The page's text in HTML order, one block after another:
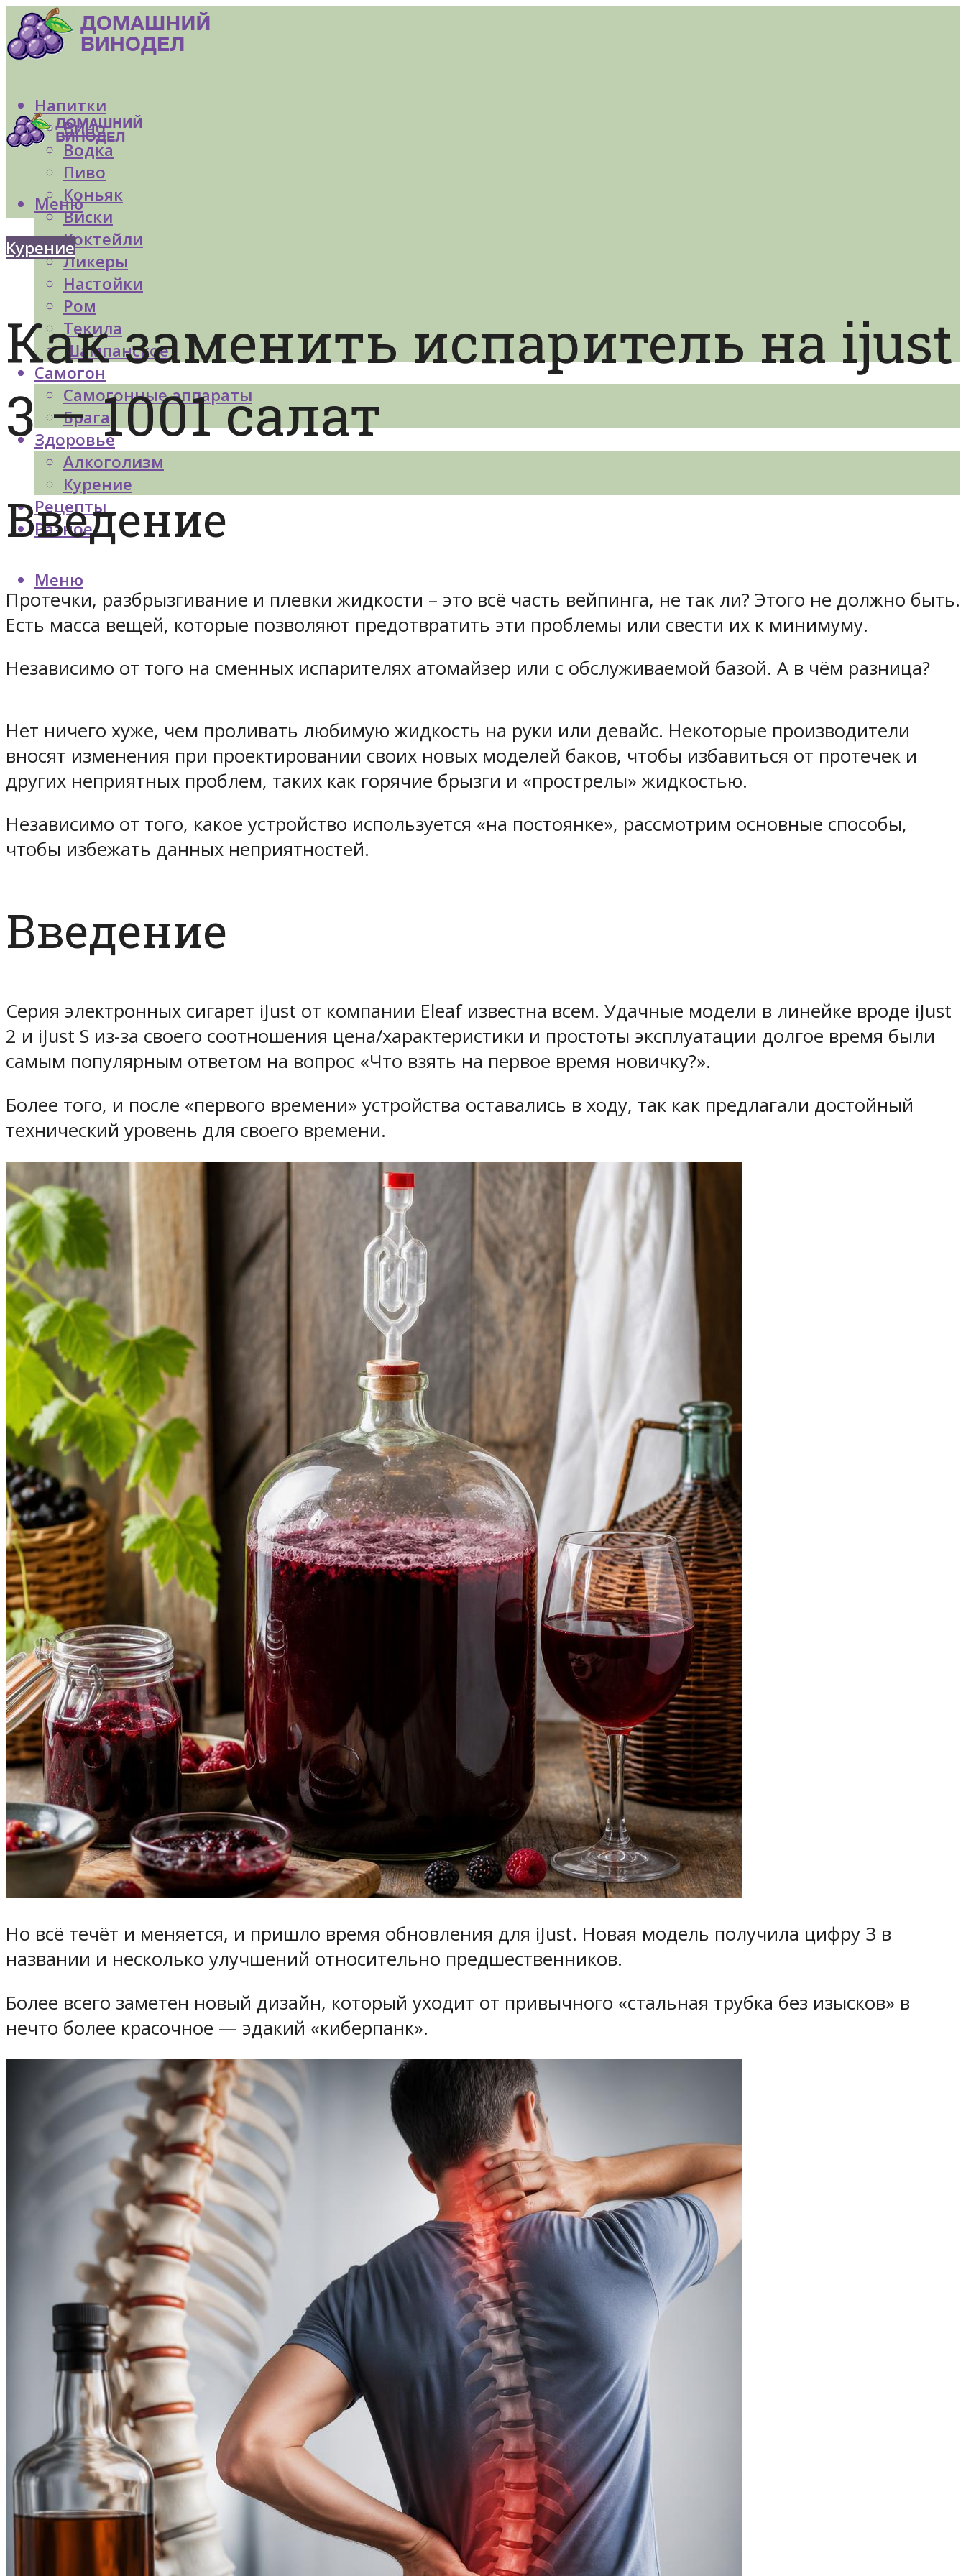
Напитки
Вино
Водка
Пиво
Коньяк
Виски
Коктейли
Ликеры
Настойки
Ром
Текила
Шампанское
Самогон
Самогонные аппараты
Брага
Здоровье
Алкоголизм
Курение
Рецепты
Разное
Меню
Меню
Курение
Как заменить испаритель на ijust
3 – 1001 салат
Введение
Протечки, разбрызгивание и плевки жидкости – это всё часть вейпинга, не так ли? Этого не должно быть.
Есть масса вещей, которые позволяют предотвратить эти проблемы или свести их к минимуму.
Независимо от того на сменных испарителях атомайзер или с обслуживаемой базой. А в чём разница?
Нет ничего хуже, чем проливать любимую жидкость на руки или девайс. Некоторые производители
вносят изменения при проектировании своих новых моделей баков, чтобы избавиться от протечек и
других неприятных проблем, таких как горячие брызги и «прострелы» жидкостью.
Независимо от того, какое устройство используется «на постоянке», рассмотрим основные способы,
чтобы избежать данных неприятностей.
Введение
Серия электронных сигарет iJust от компании Eleaf известна всем. Удачные модели в линейке вроде iJust
2 и iJust S из-за своего соотношения цена/характеристики и простоты эксплуатации долгое время были
самым популярным ответом на вопрос «Что взять на первое время новичку?».
Более того, и после «первого времени» устройства оставались в ходу, так как предлагали достойный
технический уровень для своего времени.
Но всё течёт и меняется, и пришло время обновления для iJust. Новая модель получила цифру 3 в
названии и несколько улучшений относительно предшественников.
Более всего заметен новый дизайн, который уходит от привычного «стальная трубка без изысков» в
нечто более красочное — эдакий «киберпанк».